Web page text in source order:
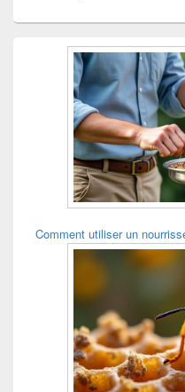
Comment utiliser un